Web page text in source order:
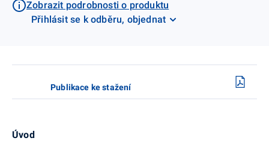
Zobrazit podrobnosti o produktu
Přihlásit se k odběru, objednat
Publikace ke stažení
Úvod